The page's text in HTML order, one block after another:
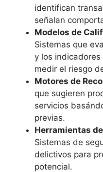
identifican
señalan
Modelos de
Sistemas que
y los
medir el riesgo
Motores de
que sugieren
servicios
previas.
Herramientas
Sistemas de
delictivos para
potencial.